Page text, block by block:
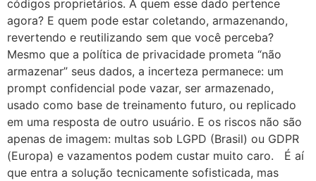
códigos proprietários. A quem esse dado pertence
agora? E quem pode estar coletando, armazenando,
revertendo e reutilizando sem que você perceba?
Mesmo que a política de privacidade prometa “não
armazenar” seus dados, a incerteza permanece: um
prompt confidencial pode vazar, ser armazenado,
usado como base de treinamento futuro, ou replicado
em uma resposta de outro usuário. E os riscos não são
apenas de imagem: multas sob LGPD (Brasil) ou GDPR
(Europa) e vazamentos podem custar muito caro. É aí
que entra a solução tecnicamente sofisticada, mas